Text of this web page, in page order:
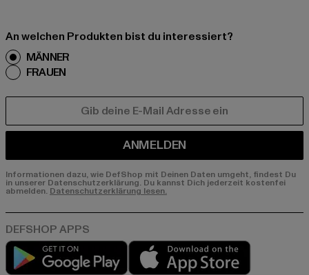
An welchen Produkten bist du interessiert?
MÄNNER
FRAUEN
ANMELDEN
Informationen dazu, wie DefShop mit Deinen Daten umgeht, findest Du
in unserer Datenschutzerklärung. Du kannst Dich jederzeit kostenfei
abmelden. Datenschutzerklärung lesen.
Play market